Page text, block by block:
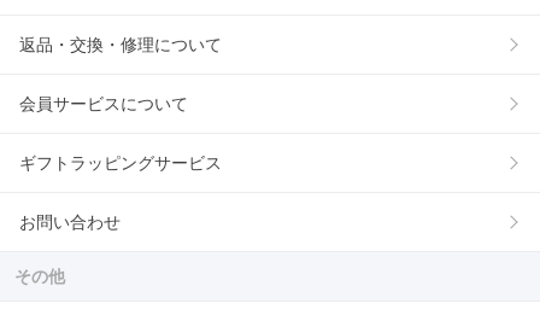
返品・交換・修理について
会員サービスについて
ギフトラッピングサービス
お問い合わせ
その他